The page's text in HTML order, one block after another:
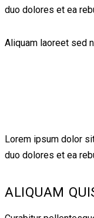
duo dolores et ea
Aliquam laoreet sed
Lorem ipsum dolor
duo dolores et ea
ALIQUAM